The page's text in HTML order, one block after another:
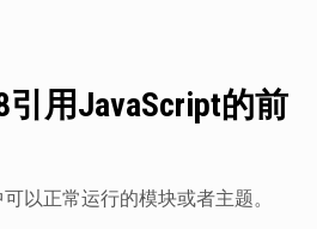
引用JavaScript的前
以正常运行的模块或者主题。